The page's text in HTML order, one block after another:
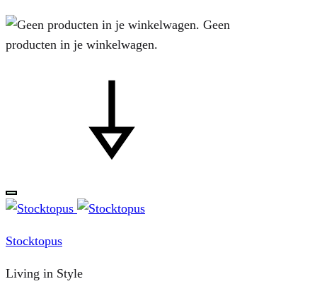
Geen
producten in je winkelwagen.
Stocktopus
Living in Style